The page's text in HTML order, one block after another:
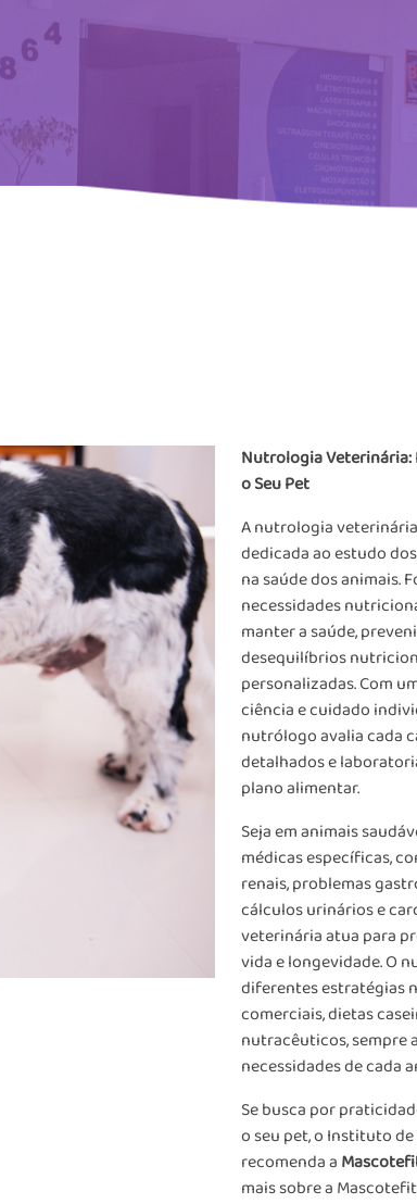
Nutrologia Veterinária:
o Seu Pet
A nutrologia
dedicada ao estudo
na saúde dos animais.
necessidades
manter a saúde,
desequilíbrios
personalizadas. Com
ciência e cuidado
nutrólogo avalia cada
detalhados e
plano alimentar.
Seja em animais
médicas específicas,
renais, problemas
cálculos urinários e
veterinária atua para
vida e longevidade. O
diferentes estratégias
comerciais, dietas
nutracêuticos, sempre
necessidades de cada
Se busca por
o seu pet, o Instituto
recomenda a
mais sobre a